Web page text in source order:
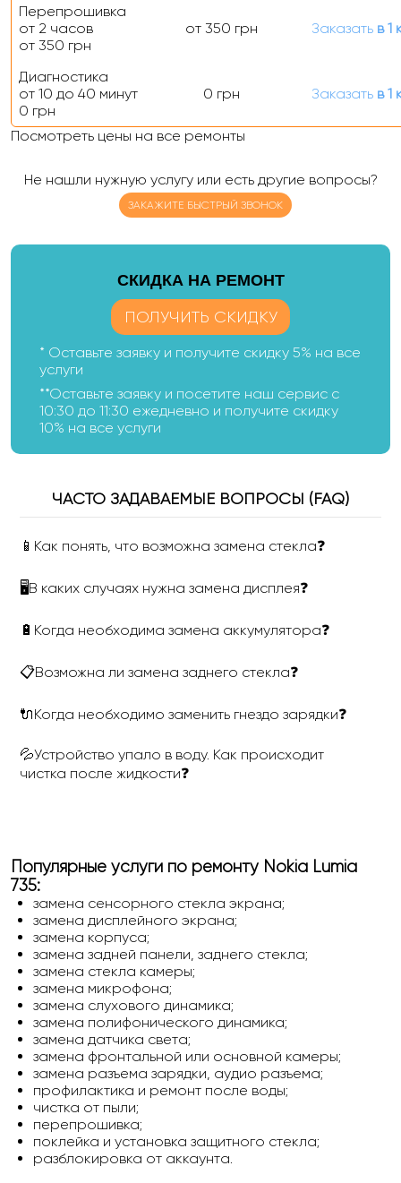
Перепрошивка
от 2 часов
от 350 грн
от 350 грн Заказатьв 1
Диагностика
от 10 до 40 минут
0 грн
0 грн Заказатьв 1
Посмотреть цены на все ремонты
Не нашли нужную услугу или есть другие вопросы?
ЗАКАЖИТЕ БЫСТРЫЙ ЗВОНОК
CКИДКА НА РЕМОНТ
ПОЛУЧИТЬ СКИДКУ
* Оставьте заявку и получите скидку 5% на все
услуги
**Оставьте заявку и посетите наш сервис с
10:30 до 11:30 ежедневно и получите скидку
10% на все услуги
ЧАСТО ЗАДАВАЕМЫЕ ВОПРОСЫ (FAQ)
📱Как понять, что возможна замена стекла❓
🖥В каких случаях нужна замена дисплея❓
🔋Когда необходима замена аккумулятора❓
📋Возможна ли замена заднего стекла❓
🔌Когда необходимо заменить гнездо зарядки❓
💦Устройство упало в воду. Как происходит
чистка после жидкости❓
Популярные услуги по ремонту Nokia Lumia
735:
замена сенсорного стекла экрана;
замена дисплейного экрана;
замена корпуса;
замена задней панели, заднего стекла;
замена стекла камеры;
замена микрофона;
замена слухового динамика;
замена полифонического динамика;
замена датчика света;
замена фронтальной или основной камеры;
замена разъема зарядки, аудио разъема;
профилактика и ремонт после воды;
чистка от пыли;
перепрошивка;
поклейка и установка защитного стекла;
разблокировка от аккаунта.